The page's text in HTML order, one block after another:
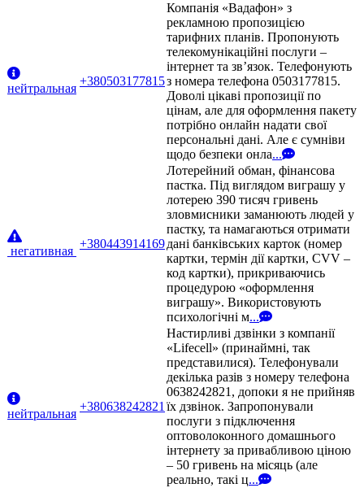
нейтральная
+380503177815
Компанія «Вадафон» з
рекламною пропозицією
тарифних планів. Пропонують
телекомунікаційні послуги –
інтернет та зв’язок. Телефонують
з номера телефона 0503177815.
Доволі цікаві пропозиції по
цінам, але для оформлення пакету
потрібно онлайн надати свої
персональні дані. Але є сумніви
щодо безпеки онла...
негативная
+380443914169
Лотерейний обман, фінансова
пастка. Під виглядом виграшу у
лотерею 390 тисяч гривень
зловмисники заманюють людей у
пастку, та намагаються отримати
дані банківських карток (номер
картки, термін дії картки, CVV –
код картки), прикриваючись
процедурою «оформлення
виграшу». Використовують
психологічні м...
нейтральная
+380638242821
Настирливі дзвінки з компанії
«Lifecell» (принаймні, так
представилися). Телефонували
декілька разів з номеру телефона
0638242821, допоки я не прийняв
їх дзвінок. Запропонували
послуги з підключення
оптоволоконного домашнього
інтернету за привабливою ціною
– 50 гривень на місяць (але
реально, такі ц...